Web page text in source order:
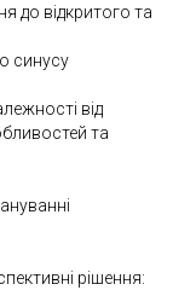
до відкритого та
синусу
від
та
рішення: